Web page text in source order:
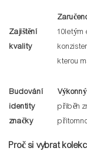
Zajištění
kvality
10letým
kterou
Budování
identity
značky
Výkonný
příběh
Proč si vybrat